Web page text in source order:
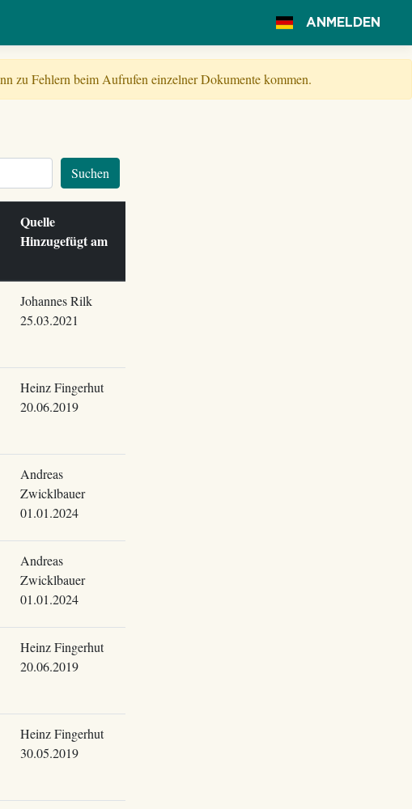
ANMELDEN
zu Fehlern beim Aufrufen einzelner Dokumente kommen.
Suchen
Quelle
Hinzugefügt am
Johannes Rilk
25.03.2021
Heinz Fingerhut
20.06.2019
Andreas
Zwicklbauer
01.01.2024
Andreas
Zwicklbauer
01.01.2024
Heinz Fingerhut
20.06.2019
Heinz Fingerhut
30.05.2019